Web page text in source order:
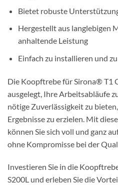
Bietet robuste
Hergestellt aus langlebigen
anhaltende Leistung
Einfach zu installieren und
Die Koopftrebe für Sirona® T1
ausgelegt, Ihre Arbeitsabläufe
nötige Zuverlässigkeit zu
Ergebnisse zu erzielen. Mit
können Sie sich voll und ganz
ohne Kompromisse bei der
Investieren Sie in die
S200L und erleben Sie die